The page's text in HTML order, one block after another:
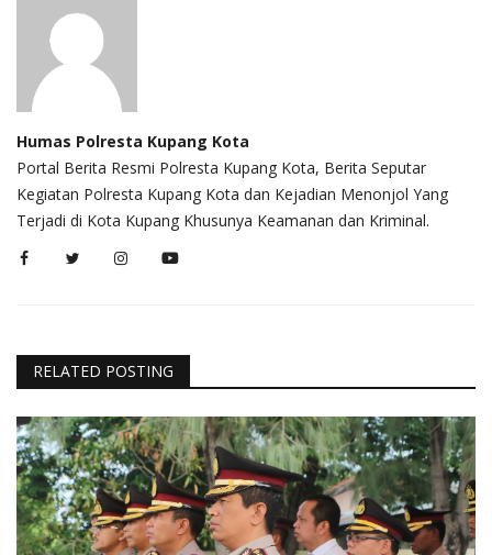
Humas Polresta Kupang Kota
Portal Berita Resmi Polresta Kupang Kota, Berita Seputar
Kegiatan Polresta Kupang Kota dan Kejadian Menonjol Yang
Terjadi di Kota Kupang Khusunya Keamanan dan Kriminal.
RELATED POSTING